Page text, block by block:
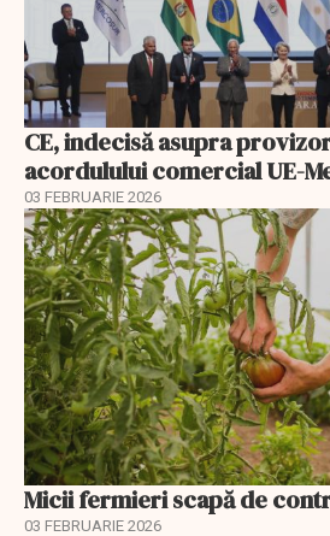
CE, indecisă asupra
acordulului comercial UE-
03 FEBRUARIE 2026
Micii fermieri scapă de
03 FEBRUARIE 2026